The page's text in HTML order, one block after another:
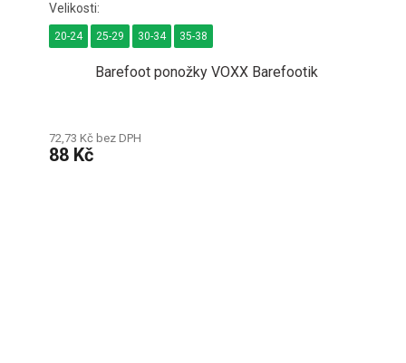
Barefoot ponožky VOXX Barefootik
72,73 Kč bez DPH
88 Kč
20-24 25-29 30-34 35-38